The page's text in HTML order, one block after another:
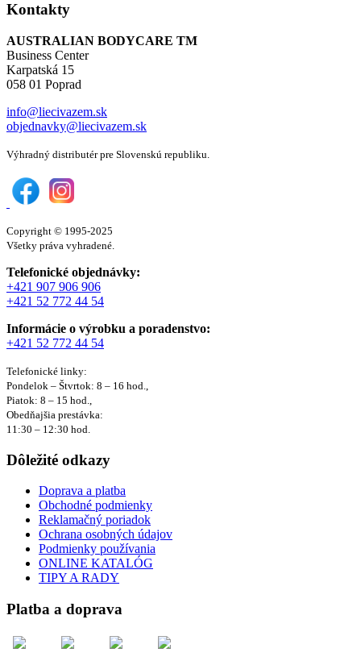
Kontakty
AUSTRALIAN BODYCARE TM
Business Center
Karpatská 15
058 01 Poprad
info@liecivazem.sk
objednavky@liecivazem.sk
Výhradný distributér pre Slovenskú republiku.
Copyright © 1995-2025
Všetky práva vyhradené.
Telefonické objednávky:
+421 907 906 906
+421 52 772 44 54
Informácie o výrobku a poradenstvo:
+421 52 772 44 54
Telefonické linky:
Pondelok – Štvrtok: 8 – 16 hod.,
Piatok: 8 – 15 hod.,
Obedňajšia prestávka:
11:30 – 12:30 hod.
Dôležité odkazy
Doprava a platba
Obchodné podmienky
Reklamačný poriadok
Ochrana osobných údajov
Podmienky používania
ONLINE KATALÓG
TIPY A RADY
Platba a doprava